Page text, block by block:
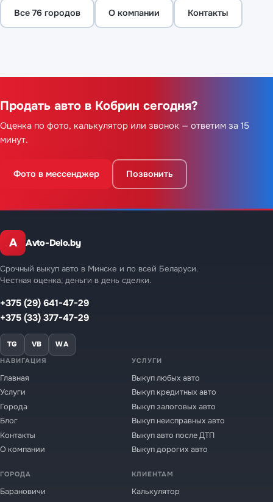
Все 76 городов О компании Контакты
Продать авто в Кобрин сегодня?
Оценка по фото, калькулятор или звонок — ответим за 15
минут.
Фото в мессенджер Позвонить
A Avto-Delo.by
Срочный выкуп авто в Минске и по всей Беларуси.
Честная оценка, деньги в день сделки.
+375 (29) 641-47-29
+375 (33) 377-47-29
TG VB WA
НАВИГАЦИЯ
Главная
Услуги
Города
Блог
Контакты
О компании
УСЛУГИ
Выкуп любых авто
Выкуп кредитных авто
Выкуп залоговых авто
Выкуп неисправных авто
Выкуп авто после ДТП
Выкуп дорогих авто
ГОРОДА
Барановичи
КЛИЕНТАМ
Калькулятор